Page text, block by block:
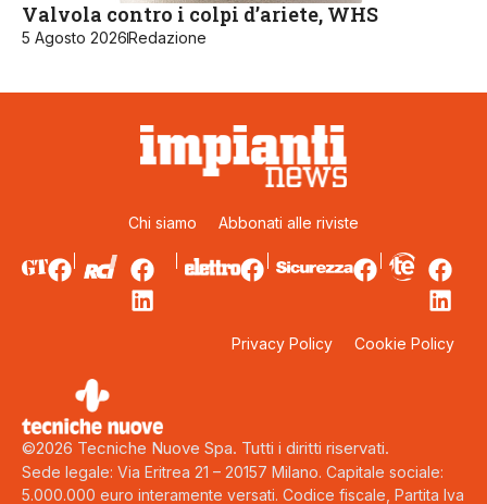
Valvola contro i colpi d’ariete, WHS
5 Agosto 2026Redazione
Chi siamo Abbonati alle riviste
Privacy Policy Cookie Policy
©2026 Tecniche Nuove Spa. Tutti i diritti riservati.
Sede legale: Via Eritrea 21 – 20157 Milano. Capitale sociale:
5.000.000 euro interamente versati. Codice fiscale, Partita Iva